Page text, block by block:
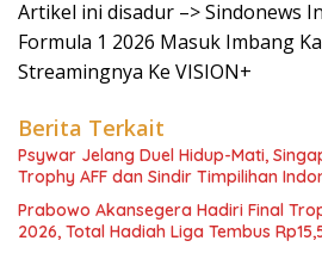
Artikel ini disadur –> Sindonews
Formula 1 2026 Masuk Imbang
Streamingnya Ke VISION+
Berita Terkait
Psywar Jelang Duel Hidup-Mati,
Trophy AFF dan Sindir Timpilihan
Prabowo Akansegera Hadiri Final
2026, Total Hadiah Liga Tembus